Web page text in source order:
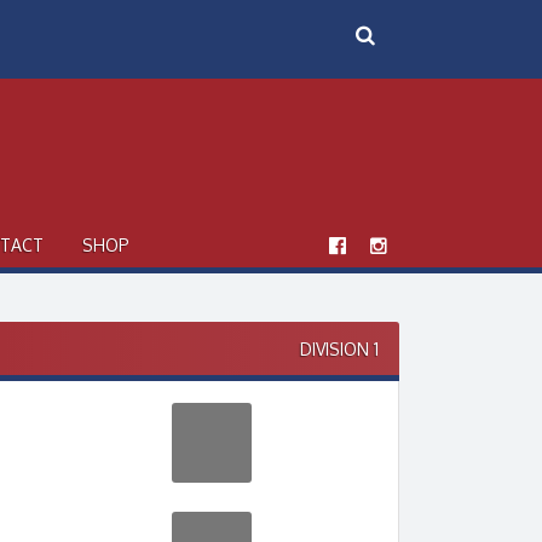
SHOP
DIVISION 1